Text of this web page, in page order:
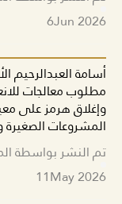
Jun 2026
6
أسامة العبدالرحيم
مطلوب معالجات
وإغلاق هرمز على
المشروعات
تم النشر بواسطة
May 2026
11